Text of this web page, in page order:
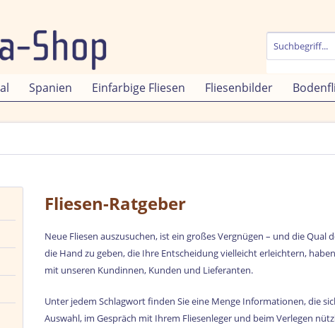
Spanien Einfarbige Fliesen Fliesenbilder
Fliesen-Ratgeber
Neue Fliesen auszusuchen, ist ein großes Vergnügen – und die
die Hand zu geben, die Ihre Entscheidung vielleicht erleichtern,
mit unseren Kundinnen, Kunden und Lieferanten.
Unter jedem Schlagwort finden Sie eine Menge Informationen, die
Auswahl, im Gespräch mit Ihrem Fliesenleger und beim Verlegen